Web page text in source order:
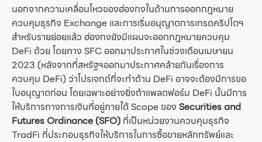
นอกจากความเคลื่อนไหวของฮ่องกงในด้านการออกกฎหมาย
ควบคุมธุรกิจ Exchange และการเริ่มอนุญาตการเทรดคริปโตฯ
สำหรับรายย่อยแล้ว ฮ่องกงยังมีแผนจะออกกฎหมายควบคุม
DeFi ด้วย โดยทาง SFC ออกมาประกาศในช่วงเดือนเมษายน
2023 (หลังจากที่สหรัฐฯออกมาประกาศคล้ายกันเรื่องการ
ควบคุม DeFi) ว่าโปรเจกต์ที่จะทำด้าน DeFi อาจจะต้องมีการขอ
ใบอนุญาตก่อน โดยเฉพาะอย่างยิ่งถ้าแพลตฟอร์ม DeFi นั้นมีการ
ให้บริการทางการเงินที่อยู่ภายใต้ Scope ของ Securities and
Futures Ordinance (SFO) ที่เป็นหน่วยงานควบคุมธุรกิจ
TradFi ที่ประกอบธุรกิจให้บริการในการซื้อขายหลักทรัพย์และ